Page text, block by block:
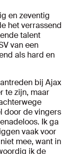
en zeventig
het verrassend
talent
van een
als hard en
bij Ajax
te zijn, maar
door de vingers
Ik ga
vaak voor
mee, want in
ik de